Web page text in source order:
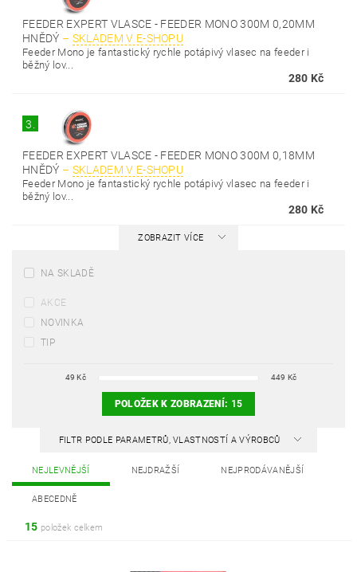
FEEDER EXPERT VLASCE - FEEDER MONO 300M 0,20MM
HNĚDÝ – SKLADEM V E-SHOPU
Feeder Mono je fantastický rychle potápivý vlasec na feeder i
běžný lov...
280 Kč
3.
FEEDER EXPERT VLASCE - FEEDER MONO 300M 0,18MM
HNĚDÝ – SKLADEM V E-SHOPU
Feeder Mono je fantastický rychle potápivý vlasec na feeder i
běžný lov...
280 Kč
ZOBRAZIT VÍCE
NA SKLADĚ
AKCE
NOVINKA
TIP
49 Kč 449 Kč
POLOŽEK K ZOBRAZENÍ: 15
FILTR PODLE PARAMETRŮ, VLASTNOSTÍ A VÝROBCŮ
NEJLEVNĚJŠÍ NEJDRAŽŠÍ NEJPRODÁVANĚJŠÍ
ABECEDNĚ
15 položek celkem